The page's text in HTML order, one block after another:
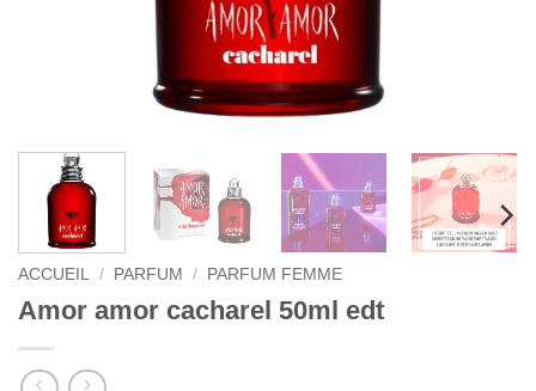
ACCUEIL / PARFUM / PARFUM FEMME
Amor amor cacharel 50ml edt